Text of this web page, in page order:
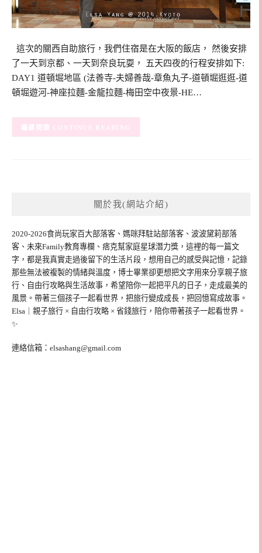
這次的關西自助旅行，我們住宿是在大阪的飯店， 然後安排
了一天到京都、一天到奈良玩耍， 五天四夜的行程安排如下:
DAY1 道頓堀地區 (法善寺-夫婦善哉-章魚丸子-道頓堀逛逛-道
頓堀遊河-神座拉麵-金龍拉麵-梅田空中夜景-HE…
CONTINUE READING
關於我(網站介紹)
2020-2026食尚玩家百大部落客、媽咪拜駐站部落客、波波黛莉部落
客、未來Family教育專欄、痞克幫家庭星球潛力獎，這裡的每一篇文
字，都是我真實走過後留下的生活片段，想用自己的感受與記憶，記錄
那些無法被複製的情緒與溫度，博士畢業卻更想把文字用來分享親子旅
行、自由行攻略與生活故事，希望陪你一起把平凡的日子，走成最美的
風景。帶著三個孩子一起看世界，把旅行變成成長，把回憶寫成故事。
Elsa｜親子旅行 × 自由行攻略 × 省錢旅行，陪你帶著孩子一起看世界。
✨
連絡信箱： elsashang@gmail.com